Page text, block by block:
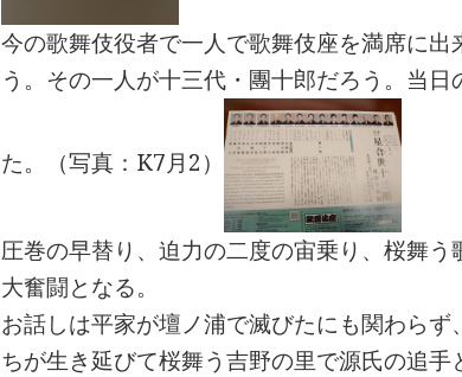
今の歌舞伎役者で一人で歌舞伎座を満席に出
う。その一人が十三代・團十郎だろう。当
た。（写真：K7月2）
圧巻の早替り、迫力の二度の宙乗り、桜舞
大奮闘となる。
お話しは平家が壇ノ浦で滅びたにも関わら
ちが生き延びて桜舞う吉野の里で源氏の追手